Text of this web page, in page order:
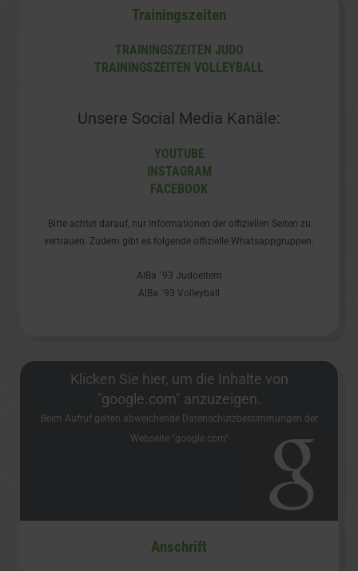
Trainingszeiten
TRAININGSZEITEN JUDO
TRAININGSZEITEN VOLLEYBALL
Unsere Social Media Kanäle:
YOUTUBE
INSTAGRAM
FACEBOOK
Bitte achtet darauf, nur Informationen der offiziellen Seiten zu
vertrauen. Zudem gibt es folgende offizielle Whatsappgruppen:
AlBa ´93 Judoeltern
AlBa ´93 Volleyball
Klicken Sie hier, um die Inhalte von
"google.com" anzuzeigen.
Beim Aufruf gelten abweichende Datenschutzbestimmungen der
Webseite "google.com"
Anschrift